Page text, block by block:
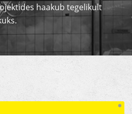
haakub tegelikult